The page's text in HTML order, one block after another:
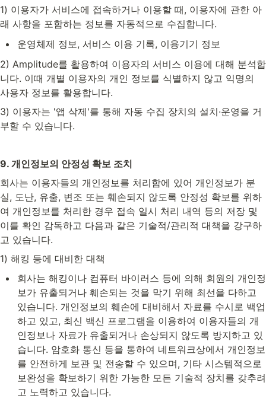
1) 이용자가 서비스에 접속하거나 이용할 때, 이용자에 관한 아
래 사항을 포함하는 정보를 자동적으로 수집합니다.
운영체제 정보, 서비스 이용 기록, 이용기기 정보
2) Amplitude를 활용하여 이용자의 서비스 이용에 대해 분석합
니다. 이때 개별 이용자의 개인 정보를 식별하지 않고 익명의
사용자 정보를 활용합니다.
3) 이용자는 '앱 삭제'를 통해 자동 수집 장치의 설치·운영을 거
부할 수 있습니다.
9. 개인정보의 안정성 확보 조치
회사는 이용자들의 개인정보를 처리함에 있어 개인정보가 분
실, 도난, 유출, 변조 또는 훼손되지 않도록 안정성 확보를 위하
여 개인정보를 처리한 경우 접속 일시 처리 내역 등의 저장 및
이를 확인 감독하고 다음과 같은 기술적/관리적 대책을 강구하
고 있습니다.
1) 해킹 등에 대비한 대책
회사는 해킹이나 컴퓨터 바이러스 등에 의해 회원의 개인정
보가 유출되거나 훼손되는 것을 막기 위해 최선을 다하고
있습니다. 개인정보의 훼손에 대비해서 자료를 수시로 백업
하고 있고, 최신 백신 프로그램을 이용하여 이용자들의 개
인정보나 자료가 유출되거나 손상되지 않도록 방지하고 있
습니다. 암호화 통신 등을 통하여 네트워크상에서 개인정보
를 안전하게 보관 및 전송할 수 있으며, 기타 시스템적으로
보완성을 확보하기 위한 가능한 모든 기술적 장치를 갖추려
고 노력하고 있습니다.